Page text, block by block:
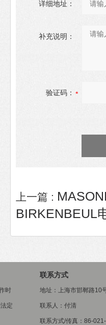
详细地址：
补充说明：
验证码：
上一篇 :
BIRKENBEUL
时
定
联系方式
地址：上海市邯郸路10
联系人：付清
联系方式/传真：86-